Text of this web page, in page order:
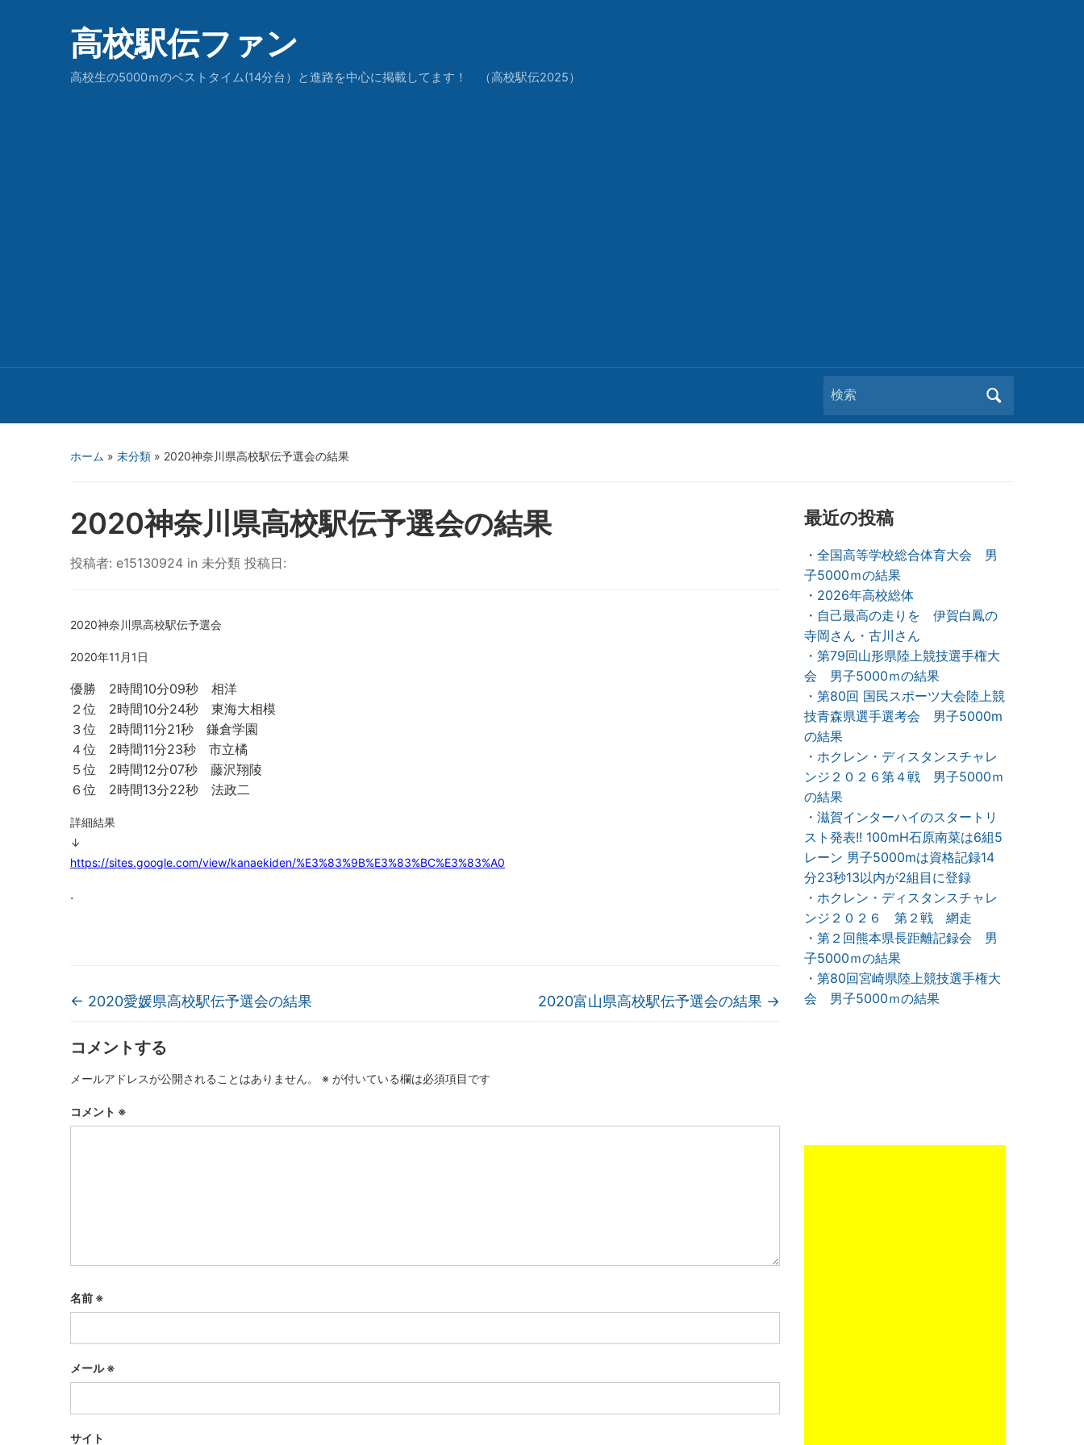
高校駅伝ファン
高校生の5000ｍのベストタイム(14分台）と進路を中心に掲載してます！ （高校駅伝2025）
Search
for:
ホーム » 未分類 » 2020神奈川県高校駅伝予選会の結果
2020神奈川県高校駅伝予選会の結果
投稿者: e15130924 in 未分類 投稿日:
2020神奈川県高校駅伝予選会
2020年11月1日
優勝 2時間10分09秒 相洋
２位 2時間10分24秒 東海大相模
３位 2時間11分21秒 鎌倉学園
４位 2時間11分23秒 市立橘
５位 2時間12分07秒 藤沢翔陵
６位 2時間13分22秒 法政二
詳細結果
↓
https://sites.google.com/view/kanaekiden/%E3%83%9B%E3%83%BC%E3%83%A0
.
← 2020愛媛県高校駅伝予選会の結果 2020富山県高校駅伝予選会の結果 →
コメントする
メールアドレスが公開されることはありません。 ※ が付いている欄は必須項目です
コメント ※
名前 ※
メール※
サイト
最近の投稿
・全国高等学校総合体育大会 男
子5000ｍの結果
・2026年高校総体
・自己最高の走りを 伊賀白鳳の
寺岡さん・古川さん
・第79回山形県陸上競技選手権大
会 男子5000ｍの結果
・第80回 国民スポーツ大会陸上競
技青森県選手選考会 男子5000m
の結果
・ホクレン・ディスタンスチャレ
ンジ２０２６第４戦 男子5000ｍ
の結果
・滋賀インターハイのスタートリ
スト発表!! 100mH石原南菜は6組5
レーン 男子5000mは資格記録14
分23秒13以内が2組目に登録
・ホクレン・ディスタンスチャレ
ンジ２０２６ 第２戦 網走
・第２回熊本県長距離記録会 男
子5000ｍの結果
・第80回宮崎県陸上競技選手権大
会 男子5000ｍの結果